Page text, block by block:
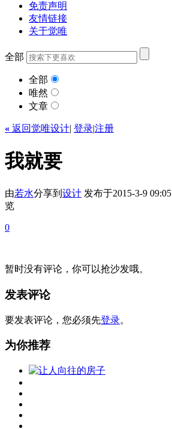
免责声明
友情链接
关于觉唯
全部
全部
唯然
文章
« 返回觉唯设计| 登录|注册
我就要
由若水分享到 设计 发布于2015-3-9 09:05
览
0
暂时没有评论，你可以抢沙发哦。
发表评论
要发表评论，您必须先登录。
为你推荐